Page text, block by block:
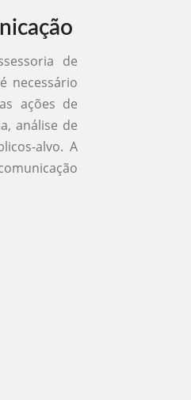
de
necessário
ações de
análise de
alvo. A